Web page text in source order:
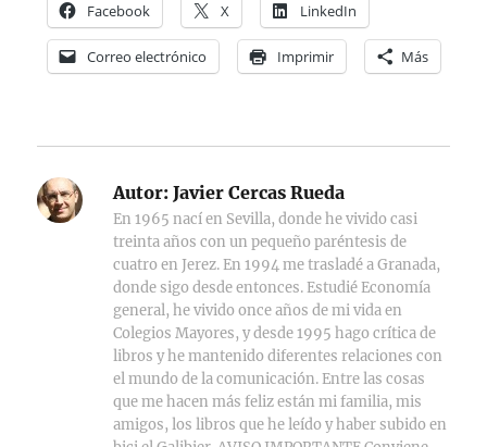
Facebook X LinkedIn
Correo electrónico Imprimir Más
Autor: Javier Cercas Rueda
En 1965 nací en Sevilla, donde he vivido casi
treinta años con un pequeño paréntesis de
cuatro en Jerez. En 1994 me trasladé a Granada,
donde sigo desde entonces. Estudié Economía
general, he vivido once años de mi vida en
Colegios Mayores, y desde 1995 hago crítica de
libros y he mantenido diferentes relaciones con
el mundo de la comunicación. Entre las cosas
que me hacen más feliz están mi familia, mis
amigos, los libros que he leído y haber subido en